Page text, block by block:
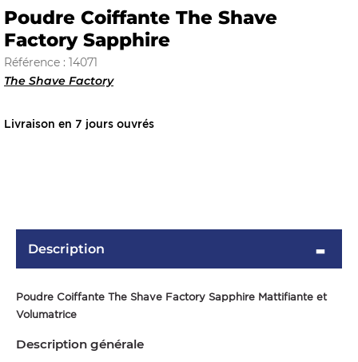
Poudre Coiffante The Shave
Factory Sapphire
Référence : 14071
The Shave Factory
Livraison en 7 jours ouvrés
Description
Poudre Coiffante The Shave Factory Sapphire Mattifiante et
Volumatrice
Description générale